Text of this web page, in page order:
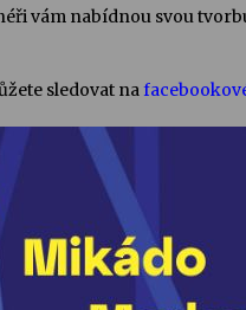
odkaz Josefa Čapka
vám nabídnou svou
sledovat na